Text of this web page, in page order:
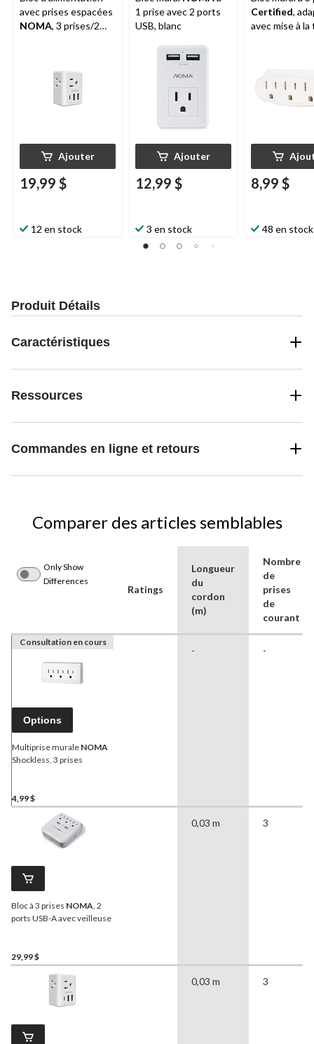
avec prises espacées
NOMA, 3 prises/2
Ajouter
19,99 $
12 en stock
1 prise avec 2 ports
USB, blanc
Ajouter
12,99 $
3 en stock
Certified,
avec mise à la
8,99 $
48 en stock
Produit Détails
Caractéristiques
Ressources
Commandes en ligne et retours
Comparer des articles semblables
Only Show
Differences
Ratings
Longueur
du
cordon
(m)
Nombre
de
prises
de
courant
Consultation en cours
Options
Multiprise murale NOMA
Shockless, 3 prises
4,99 $
- -
Bloc à 3 prises NOMA , 2
ports USB-A avec veilleuse
29,99 $
0,03 m 3
0,03 m 3